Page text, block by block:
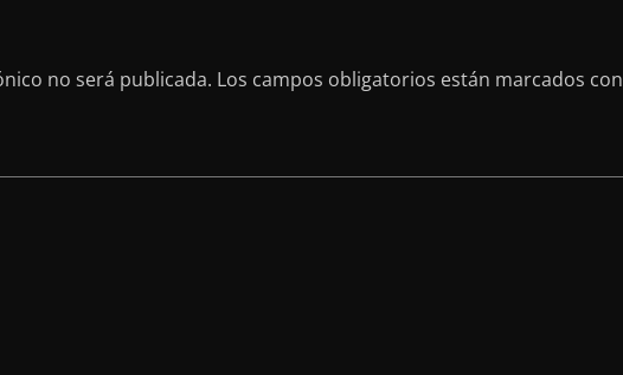
no será publicada. Los campos obligatorios están marcados con